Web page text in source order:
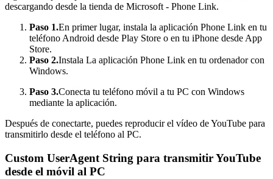
descargando desde la tienda de Microsoft - Phone Link.
Paso 1.En primer lugar, instala la aplicación Phone Link en tu
teléfono Android desde Play Store o en tu iPhone desde App
Store.
Paso 2.Instala La aplicación Phone Link en tu ordenador con
Windows.
Paso 3.Conecta tu teléfono móvil a tu PC con Windows
mediante la aplicación.
Después de conectarte, puedes reproducir el vídeo de YouTube para
transmitirlo desde el teléfono al PC.
Custom UserAgent String para transmitir YouTube
desde el móvil al PC